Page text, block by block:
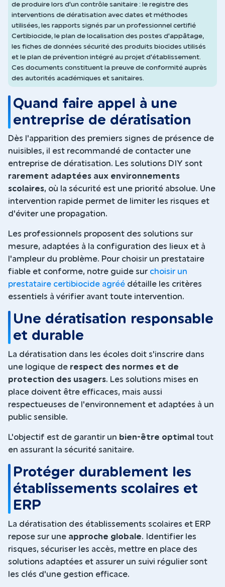
de produire lors d'un contrôle sanitaire : le registre des
interventions de dératisation avec dates et méthodes
utilisées, les rapports signés par un professionnel certifié
Certibiocide, le plan de localisation des postes d'appâtage,
les fiches de données sécurité des produits biocides utilisés
et le plan de prévention intégré au projet d'établissement.
Ces documents constituent la preuve de conformité auprès
des autorités académiques et sanitaires.
Quand faire appel à une
entreprise de dératisation
Dès l'apparition des premiers signes de présence de
nuisibles, il est recommandé de contacter une
entreprise de dératisation. Les solutions DIY sont
rarement adaptées aux environnements
scolaires, où la sécurité est une priorité absolue. Une
intervention rapide permet de limiter les risques et
d'éviter une propagation.
Les professionnels proposent des solutions sur
mesure, adaptées à la configuration des lieux et à
l'ampleur du problème. Pour choisir un prestataire
fiable et conforme, notre guide sur choisir un
prestataire certibiocide agréé détaille les critères
essentiels à vérifier avant toute intervention.
Une dératisation responsable
et durable
La dératisation dans les écoles doit s'inscrire dans
une logique de respect des normes et de
protection des usagers. Les solutions mises en
place doivent être efficaces, mais aussi
respectueuses de l'environnement et adaptées à un
public sensible.
L'objectif est de garantir un bien-être optimal tout
en assurant la sécurité sanitaire.
Protéger durablement les
établissements scolaires et
ERP
La dératisation des établissements scolaires et ERP
repose sur une approche globale. Identifier les
risques, sécuriser les accès, mettre en place des
solutions adaptées et assurer un suivi régulier sont
les clés d'une gestion efficace.